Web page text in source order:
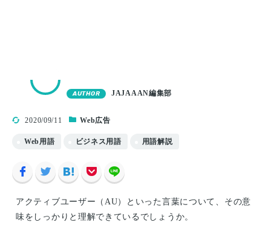
AUTHOR JAJAAAN編集部
2020/09/11 Web広告
Web用語 ビジネス用語 用語解説
アクティブユーザー（AU）といった言葉について、その意
味をしっかりと理解できているでしょうか。